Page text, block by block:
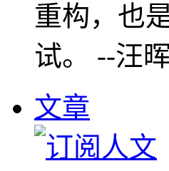
重构，也
试。 --汪
文章